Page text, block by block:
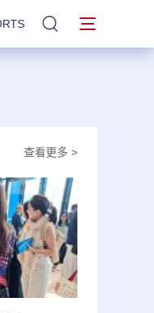
站内搜索
查看更多 >